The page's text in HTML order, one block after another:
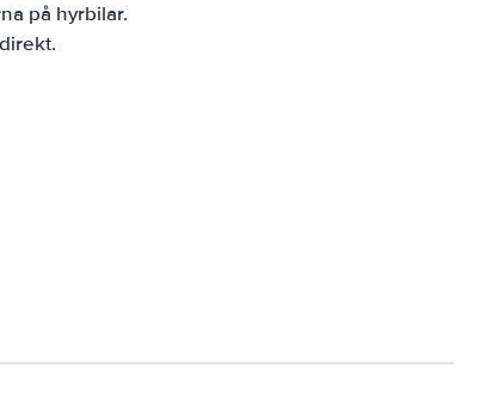
på hyrbilar.